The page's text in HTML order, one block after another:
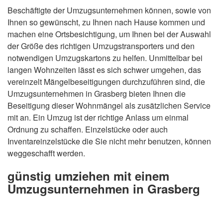
Beschäftigte der Umzugsunternehmen können, sowie von
Ihnen so gewünscht, zu Ihnen nach Hause kommen und
machen eine Ortsbesichtigung, um Ihnen bei der Auswahl
der Größe des richtigen Umzugstransporters und den
notwendigen Umzugskartons zu helfen. Unmittelbar bei
langen Wohnzeiten lässt es sich schwer umgehen, das
vereinzelt Mängelbeseitigungen durchzuführen sind, die
Umzugsunternehmen in Grasberg bieten Ihnen die
Beseitigung dieser Wohnmängel als zusätzlichen Service
mit an. Ein Umzug ist der richtige Anlass um einmal
Ordnung zu schaffen. Einzelstücke oder auch
Inventareinzelstücke die Sie nicht mehr benutzen, können
weggeschafft werden.
günstig umziehen mit einem
Umzugsunternehmen in Grasberg